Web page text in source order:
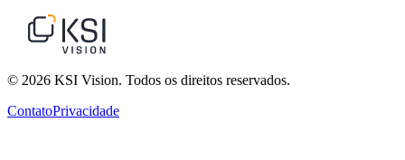
© 2026 KSI Vision. Todos os direitos reservados.
ContatoPrivacidade